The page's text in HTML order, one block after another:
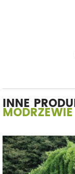
INNE
MODRZEWIE